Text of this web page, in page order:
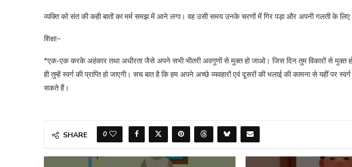
व्यक्ति को संत की कही बातों का मर्म समझ में आने लगा। वह उसी समय उनके चरणों में गिर पड़ा और अपनी गलती के लिए
शिक्षा~
*एक-एक करके अहंकार तथा अधीरता जैसे अपने सभी भीतरी अवगुणों से मुक्त हो जाओ। जिस दिन तुम विकारों से मुक्त
ही तुम्हें स्वर्ग की प्राप्ति हो जाएगी। सच बात है कि हम अपने अच्छे व्यवहारों एवं दूसरों की भलाई की कामना से यहीं पर
सकते हैं।
SHARE 0